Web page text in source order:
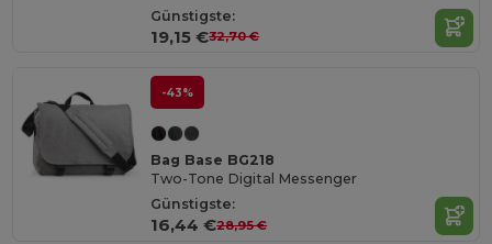
Günstigste:
19,15 €32,70 €
-43%
Bag Base BG218
Two-Tone Digital Messenger
Günstigste:
16,44 €28,95 €